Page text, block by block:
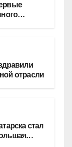
отрасли
стал